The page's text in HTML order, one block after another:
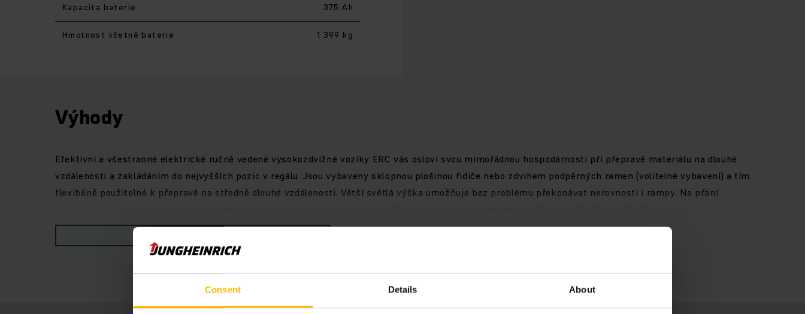
Consent Details About
Kapacita baterie 375 Ah
Hmotnost včetně baterie 1 399 kg
Výhody
Efektivní a všestranné elektrické ručně vedené vysokozdvižné vozíky ERC vás osloví svou mimořádnou hospodárností při přepravě materiálu na dlouhé
vzdálenosti a zakládáním do nejvyšších pozic v regálu. Jsou vybaveny sklopnou plošinou řidiče nebo zdvihem podpěrných ramen (volitelné vybavení) a tím
flexibilně použitelné k přepravě na středně dlouhé vzdálenosti. Větší světlá výška umožňuje bez problému překonávat nerovnosti i rampy. Na přání
přesný zdvihový motor umožňuje pozvolné zvedání a spouštění do výšky až 6 m. Manipulace s břemeny je přitom mimořádně šetrná. Čtyřkolová
koncepce a asistenční systémy (volitelné vybavení) jako například systém výstrahy před přetížením operationCONTROL nebo systém předvolby výšky
zdvihu positionCONTROL zajišťují vyšší bezpečnost a efektivitu každodenního provozu.